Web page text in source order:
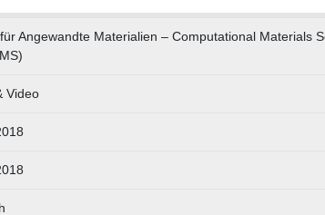
Angewandte Materialien – Computational Materials
Video